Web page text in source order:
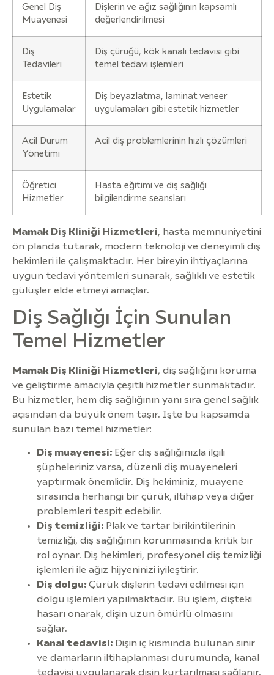
Genel Diş
Muayenesi
Dişlerin ve ağız sağlığının kapsamlı
değerlendirilmesi
Diş
Tedavileri
Diş çürüğü, kök kanalı tedavisi gibi
temel tedavi işlemleri
Estetik
Uygulamalar
Diş beyazlatma, laminat veneer
uygulamaları gibi estetik hizmetler
Acil Durum
Yönetimi
Acil diş problemlerinin hızlı çözümleri
Öğretici
Hizmetler
Hasta eğitimi ve diş sağlığı
bilgilendirme seansları
Mamak Diş Kliniği Hizmetleri, hasta memnuniyetini
ön planda tutarak, modern teknoloji ve deneyimli diş
hekimleri ile çalışmaktadır. Her bireyin ihtiyaçlarına
uygun tedavi yöntemleri sunarak, sağlıklı ve estetik
gülüşler elde etmeyi amaçlar.
Diş Sağlığı İçin Sunulan
Temel Hizmetler
Mamak Diş Kliniği Hizmetleri, diş sağlığını koruma
ve geliştirme amacıyla çeşitli hizmetler sunmaktadır.
Bu hizmetler, hem diş sağlığının yanı sıra genel sağlık
açısından da büyük önem taşır. İşte bu kapsamda
sunulan bazı temel hizmetler:
Diş muayenesi: Eğer diş sağlığınızla ilgili
şüpheleriniz varsa, düzenli diş muayeneleri
yaptırmak önemlidir. Diş hekiminiz, muayene
sırasında herhangi bir çürük, iltihap veya diğer
problemleri tespit edebilir.
Diş temizliği: Plak ve tartar birikintilerinin
temizliği, diş sağlığının korunmasında kritik bir
rol oynar. Diş hekimleri, profesyonel diş temizliği
işlemleri ile ağız hijyeninizi iyileştirir.
Diş dolgu: Çürük dişlerin tedavi edilmesi için
dolgu işlemleri yapılmaktadır. Bu işlem, dişteki
hasarı onarak, dişin uzun ömürlü olmasını
sağlar.
Kanal tedavisi: Dişin iç kısmında bulunan sinir
ve damarların iltihaplanması durumunda, kanal
tedavisi uygulanarak dişin kurtarılması sağlanır.